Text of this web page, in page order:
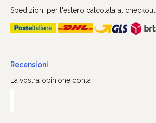
Spedizioni per l'estero calcolata al checkout
Recensioni
La vostra opinione conta